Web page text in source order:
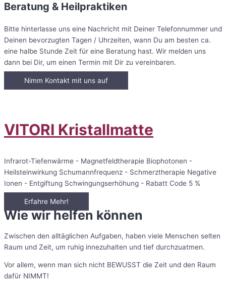
Beratung & Heilpraktiken
Bitte hinterlasse uns eine Nachricht mit Deiner Telefonnummer und
Deinen bevorzugten Tagen / Uhrzeiten, wann Du am besten ca.
eine halbe Stunde Zeit für eine Beratung hast. Wir melden uns
dann bei Dir, um einen Termin mit Dir zu vereinbaren.
Nimm Kontakt mit uns auf
VITORI Kristallmatte
Infrarot-Tiefenwärme - Magnetfeldtherapie Biophotonen -
Heilsteinwirkung Schumannfrequenz - Schmerztherapie Negative
Ionen - Entgiftung Schwingungserhöhung - Rabatt Code 5 %
Erfahre Mehr!
Wie wir helfen können
Zwischen den alltäglichen Aufgaben, haben viele Menschen selten
Raum und Zeit, um ruhig innezuhalten und tief durchzuatmen.
Vor allem, wenn man sich nicht BEWUSST die Zeit und den Raum
dafür NIMMT!